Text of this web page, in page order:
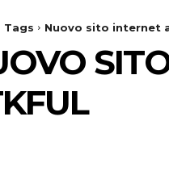
Tags Nuovo sito internet